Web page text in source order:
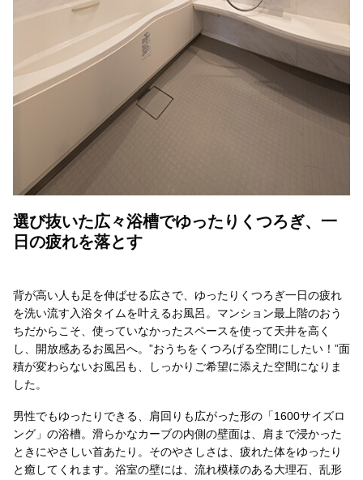
選び抜いた広々浴槽でゆったりくつろぎ、一
日の疲れを落とす
背が高い人も足を伸ばせる広さで、ゆったりくつろぎ一日の疲れ
を洗い流す入浴タイムを叶えるお風呂。マンション最上階のおう
ちだからこそ、使っていなかったスペースを使って天井を高く
し、開放感あるお風呂へ。”おうちをくつろげる空間にしたい！”面
積が変わらないお風呂も、しっかりご希望に添えた空間になりま
した。
男性でもゆったりできる、肩回りも広がった形の「1600サイズロ
ング」の浴槽。滑らかなカーブの内側の壁面は、肩まで浸かった
ときにやさしい首あたり。そのやさしさは、疲れた体をゆったり
と癒してくれます。浴室の壁には、流れ模様のある大理石、乱形